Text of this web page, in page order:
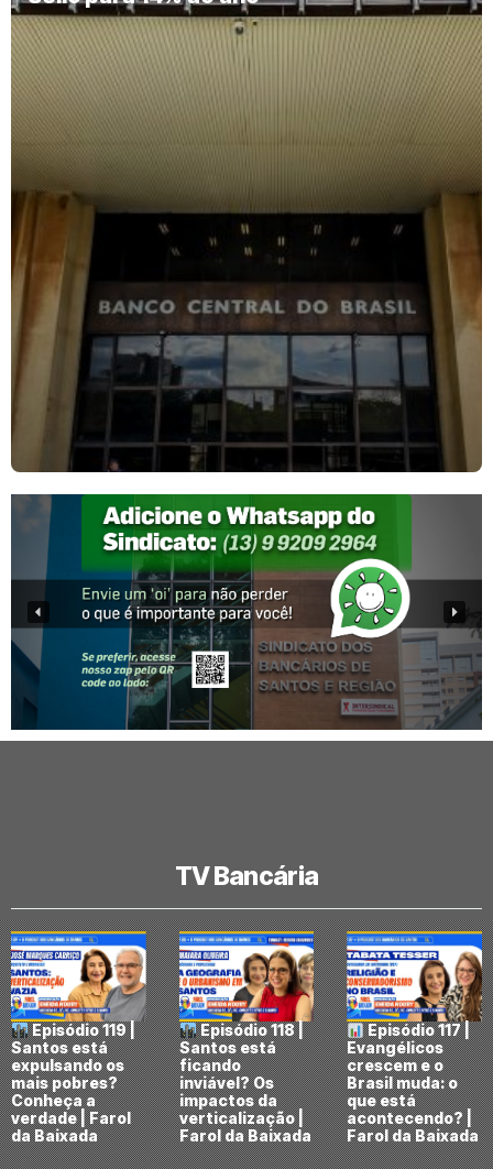
TV Bancária
Episódio 119 |
Santos está
expulsando os
mais pobres?
Conheça a
verdade | Farol
da Baixada
Episódio 118 |
Santos está
ficando
inviável? Os
impactos da
verticalização |
Farol da Baixada
Episódio 117 |
Evangélicos
crescem e o
Brasil muda: o
que está
acontecendo? |
Farol da Baixada